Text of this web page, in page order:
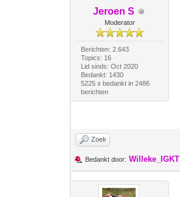
Jeroen S
Moderator
Berichten: 2.643
Topics: 16
Lid sinds: Oct 2020
Bedankt: 1430
5225 x bedankt in 2486
berichten
Zoek
Bedankt door: Willeke_IGKT